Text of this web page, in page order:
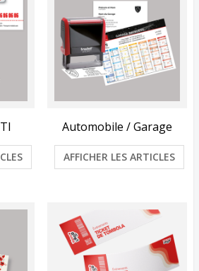
Automobile / Garage
AFFICHER LES ARTICLES